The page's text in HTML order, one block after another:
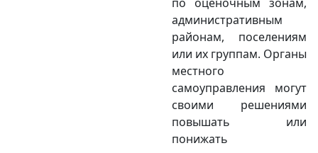
административным
районам, поселениям
или их группам. Органы
местного
самоуправления могут
своими решениями
повышать или
понижать